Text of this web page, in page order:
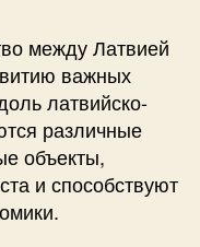
между Латвией
важных
латвийско-
различные
объекты,
и способствуют